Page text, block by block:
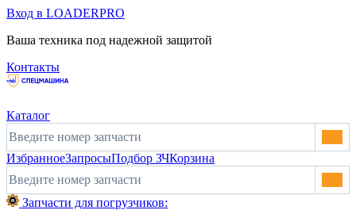
Вход в LOADERPRO
Ваша техника под надежной защитой
Контакты
Каталог
ИзбранноеЗапросыПодбор ЗЧКорзина
Запчасти для погрузчиков: